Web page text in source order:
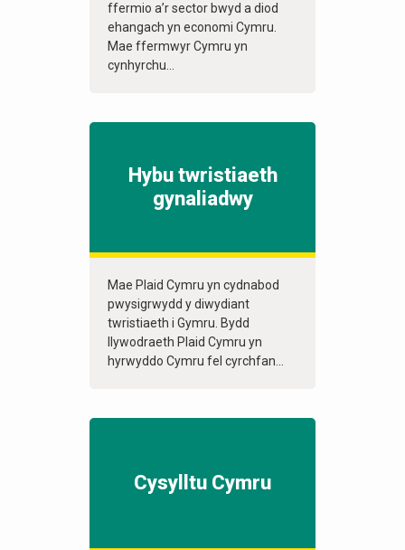
ffermio a’r sector bwyd a diod
ehangach yn economi Cymru.
Mae ffermwyr Cymru yn
cynhyrchu...
Hybu twristiaeth
gynaliadwy
Mae Plaid Cymru yn cydnabod
pwysigrwydd y diwydiant
twristiaeth i Gymru. Bydd
llywodraeth Plaid Cymru yn
hyrwyddo Cymru fel cyrchfan...
Cysylltu Cymru